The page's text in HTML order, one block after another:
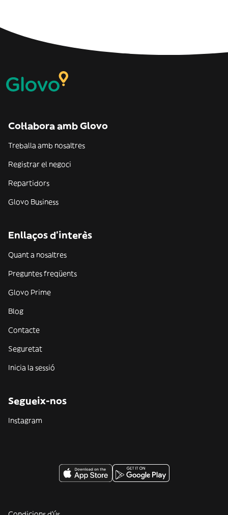
Col·labora amb Glovo
Treballa amb nosaltres
Registrar el negoci
Repartidors
Glovo Business
Enllaços d'interès
Quant a nosaltres
Preguntes freqüents
Glovo Prime
Blog
Contacte
Seguretat
Inicia la sessió
Segueix-nos
Instagram